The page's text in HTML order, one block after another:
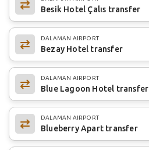
Besik Hotel Çalıs transfer
DALAMAN AIRPORT
Bezay Hotel transfer
DALAMAN AIRPORT
Blue Lagoon Hotel transfer
DALAMAN AIRPORT
Blueberry Apart transfer